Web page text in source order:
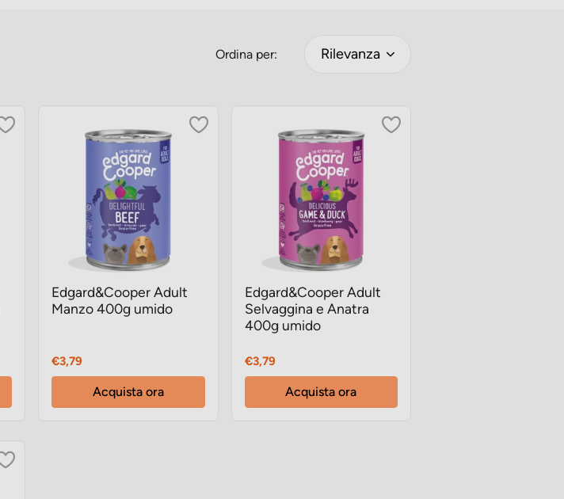
Ordina per: Rilevanza
Edgard&Cooper Adult
Manzo 400g umido
Prezzo
€3,79
Acquista ora
Edgard&Cooper Adult
Selvaggina e Anatra
400g umido
Prezzo
€3,79
Acquista ora